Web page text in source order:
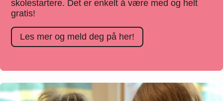
skolestartere. Det er enkelt å være med og helt
gratis!
Les mer og meld deg på her!